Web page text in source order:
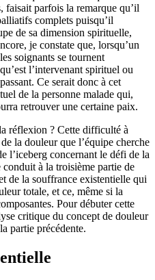
faisait parfois la remarque qu’il
complets puisqu’il
de sa dimension spirituelle,
je constate que, lorsqu’un
soignants se tournent
l’intervenant spirituel ou
Ce serait donc à cet
de la personne malade qui,
retrouver une certaine paix.
réflexion ? Cette difficulté à
la douleur que l’équipe cherche
l’iceberg concernant le défi de la
à la troisième partie de
de la souffrance existentielle qui
totale, et ce, même si la
Pour débuter cette
critique du concept de douleur
partie précédente.